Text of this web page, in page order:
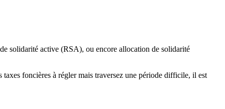
solidarité active (RSA), ou encore allocation de solidarité
foncières à régler mais traversez une période difficile, il est